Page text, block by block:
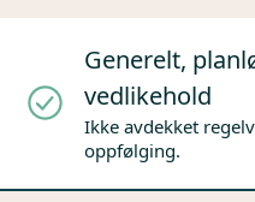
Generelt,
vedlikehold
Ikke avdekket
oppfølging.